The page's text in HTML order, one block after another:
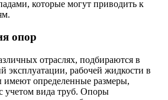
которые могут приводить к
опор
отраслях, подбираются в
эксплуатации, рабочей жидкости в
определенные размеры,
учетом вида труб. Опоры